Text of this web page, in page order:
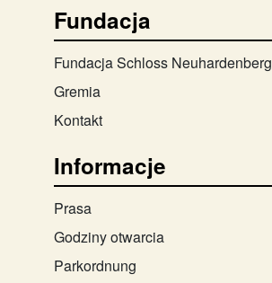
Fundacja
Fundacja Schloss Neuhardenberg
Gremia
Kontakt
Informacje
Prasa
Godziny otwarcia
Parkordnung